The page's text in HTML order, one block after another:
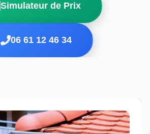
Simulateur de Prix
06 61 12 46 34